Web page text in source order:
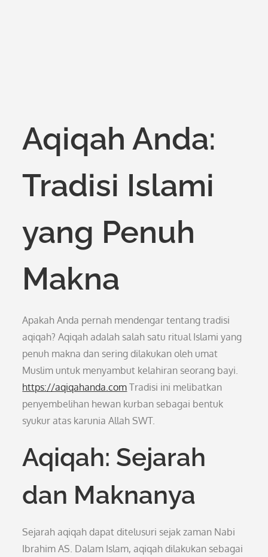
Aqiqah Anda:
Tradisi Islami
yang Penuh
Makna
Apakah Anda pernah mendengar tentang tradisi
aqiqah? Aqiqah adalah salah satu ritual Islami yang
penuh makna dan sering dilakukan oleh umat
Muslim untuk menyambut kelahiran seorang bayi.
https://aqiqahanda.com Tradisi ini melibatkan
penyembelihan hewan kurban sebagai bentuk
syukur atas karunia Allah SWT.
Aqiqah: Sejarah
dan Maknanya
Sejarah aqiqah dapat ditelusuri sejak zaman Nabi
Ibrahim AS. Dalam Islam, aqiqah dilakukan sebagai